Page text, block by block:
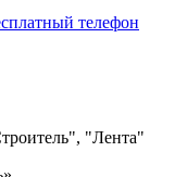
телефон
"Лента"